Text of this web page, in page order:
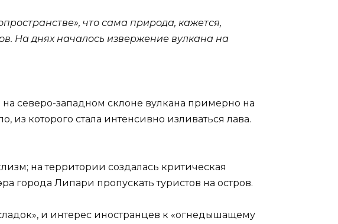
что сама природа, кажется,
На днях началось извержение вулкана на
северо-западном склоне вулкана примерно на
из которого стала интенсивно изливаться лава.
на территории создалась критическая
города Липари пропускать туристов на остров.
и интерес иностранцев к «огнедышащему